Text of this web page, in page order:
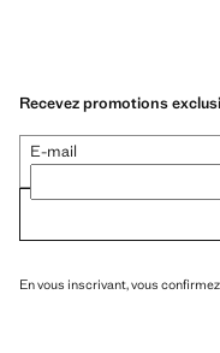
Recevez promotions
E-mail
En vous inscrivant, vous